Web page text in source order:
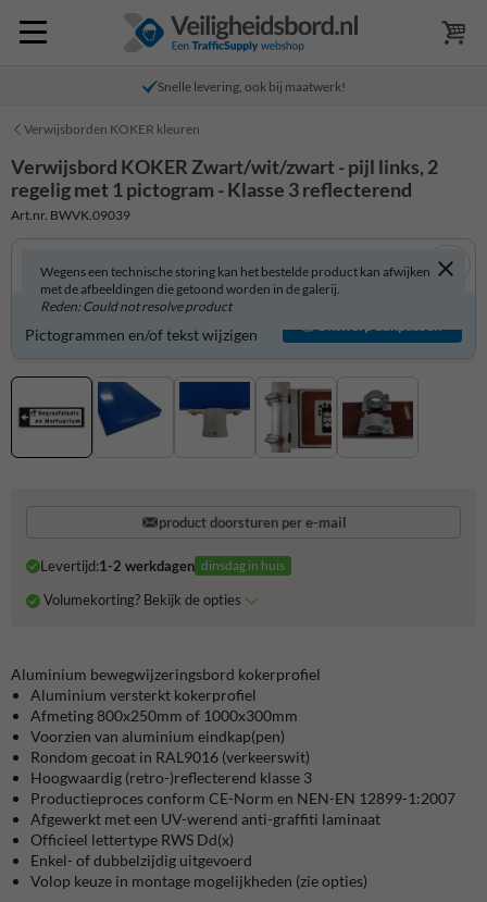
Snelle levering, ook bij maatwerk!
Verwijsborden KOKER kleuren
Verwijsbord KOKER Zwart/wit/zwart - pijl links, 2
regelig met 1 pictogram - Klasse 3 reflecterend
Art.nr. BWVK.09039
Wegens een technische storing kan het bestelde product kan afwijken
met de afbeeldingen die getoond worden in de galerij.
Reden: Could not resolve product
Verwijsbord zelf aanpassen?
Pictogrammen en/of tekst wijzigen
Ontwerp aanpassen
product doorsturen per e-mail
Levertijd:1-2 werkdagen dinsdag in huis
Volumekorting? Bekijk de opties
Aluminium bewegwijzeringsbord kokerprofiel
Aluminium versterkt kokerprofiel
Afmeting 800x250mm of 1000x300mm
Voorzien van aluminium eindkap(pen)
Rondom gecoat in RAL9016 (verkeerswit)
Hoogwaardig (retro-)reflecterend klasse 3
Productieproces conform CE-Norm en NEN-EN 12899-1:2007
Afgewerkt met een UV-werend anti-graffiti laminaat
Officieel lettertype RWS Dd(x)
Enkel- of dubbelzijdig uitgevoerd
Volop keuze in montage mogelijkheden (zie opties)